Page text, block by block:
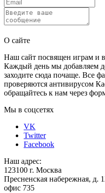
О сайте
Наш сайт посвящен играм и
Каждый день мы добавляем
заходите сюда почаще. Все
проверяются антивирусом
обращайтесь к нам через
Мы в соцсетях
VK
Twitter
Facebook
Наш адрес:
123100 г. Москва
Пресненская набережная, д.
офис 735